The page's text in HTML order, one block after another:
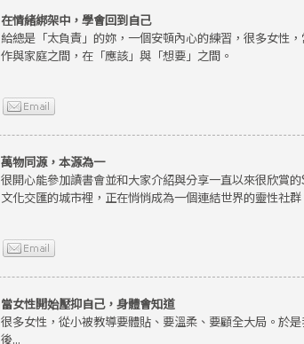
在情緒綁架中，學會回到自己
給總是「太負責」的妳，一個安頓內心的練習，很多女性
作與家庭之間，在「應該」與「想要」之間。
萬物同源，本源為一
很開心能參加讀書會並和大家介紹與分享一直以來很欣賞
文化交匯的城市裡，正在悄悄成為一個連結世界的靈性社群
當女性開始壓抑自己，身體會知道
很多女性，從小被教導要體貼、要溫柔、要顧全大局。於
後...